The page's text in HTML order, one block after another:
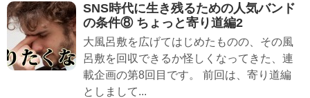
SNS時代に生き残るための人気バンド
の条件⑧ ちょっと寄り道編2
大風呂敷を広げてはじめたものの、その風
呂敷を回収できるか怪しくなってきた、連
載企画の第8回目です。 前回は、寄り道編
としまして...